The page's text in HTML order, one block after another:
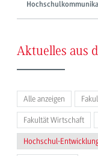
Aktuelles aus
Alle anzeigen
Fakultät Wirtschaft
Hochschul-